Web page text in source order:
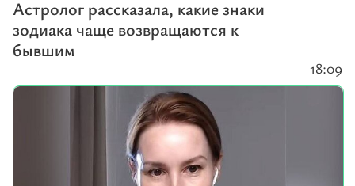
Астролог рассказала, какие знаки
зодиака чаще возвращаются к
бывшим
18:09